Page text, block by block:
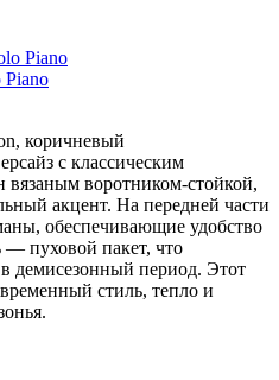
Piano
коричневый
с классическим
воротником-стойкой,
акцент. На передней части
обеспечивающие удобство
— пуховой пакет, что
демисезонный период. Этот
стиль, тепло и